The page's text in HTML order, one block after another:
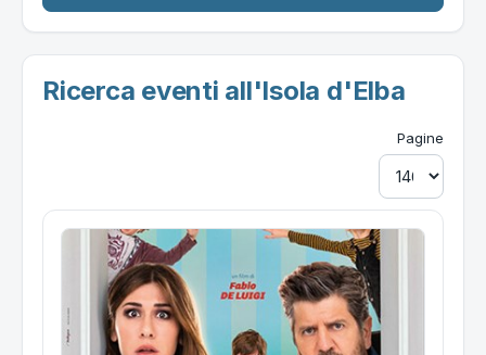
Ricerca eventi all'Isola d'Elba
Pagine